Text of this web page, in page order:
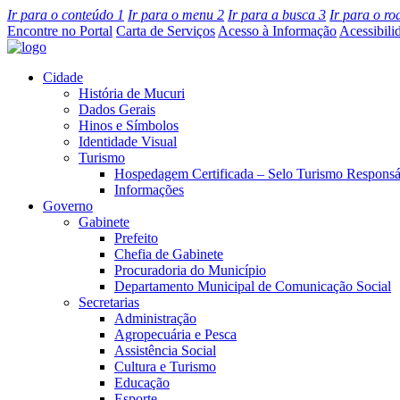
Ir para o conteúdo 1 Ir para o menu 2 Ir para a busca 3 Ir para o
Encontre no Portal Carta de Serviços Acesso à Informação
Cidade
História de Mucuri
Dados Gerais
Hinos e Símbolos
Identidade Visual
Turismo
Hospedagem Certificada – Selo Turismo
Informações
Governo
Gabinete
Prefeito
Chefia de Gabinete
Procuradoria do Município
Departamento Municipal de Comunicação Social
Secretarias
Administração
Agropecuária e Pesca
Assistência Social
Cultura e Turismo
Educação